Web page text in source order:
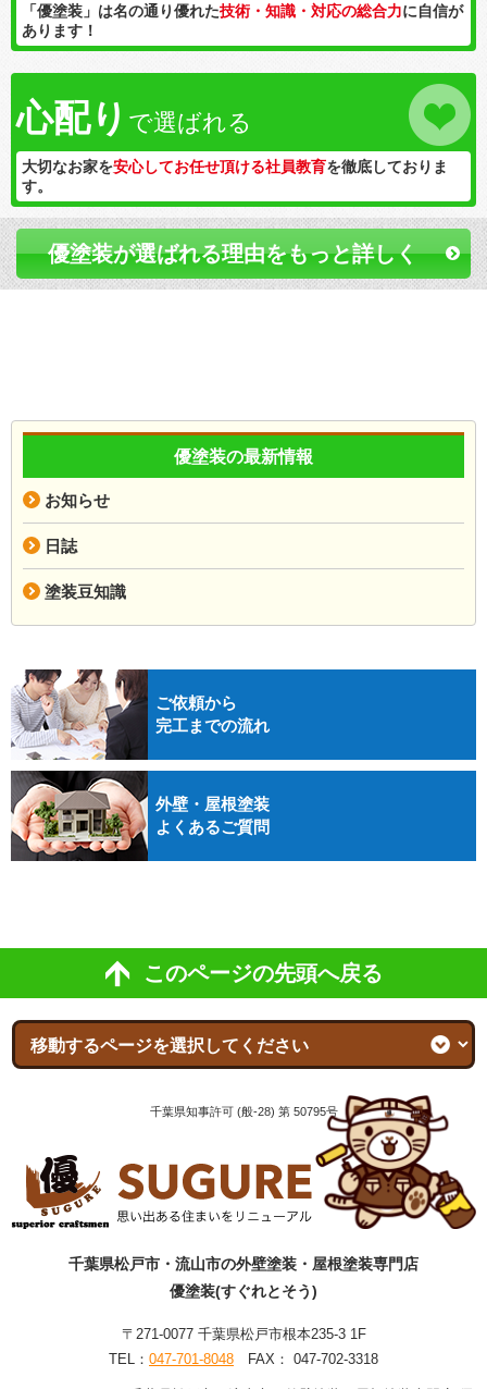
「優塗装」は名の通り優れた技術・知識・対応の総合力に自信が
あります！
心配り で選ばれる
大切なお家を安心してお任せ頂ける社員教育を徹底しておりま
す。
優塗装が選ばれる理由をもっと詳しく
優塗装の最新情報
お知らせ
日誌
塗装豆知識
ご依頼から
完工までの流れ
外壁・屋根塗装
よくあるご質問
このページの先頭へ戻る
千葉県知事許可 (般-28) 第 50795号
千葉県松戸市・流山市の外壁塗装・屋根塗装専門店
優塗装(すぐれとそう)
〒271-0077 千葉県松戸市根本235-3 1F
TEL： 047-701-8048 FAX： 047-702-3318